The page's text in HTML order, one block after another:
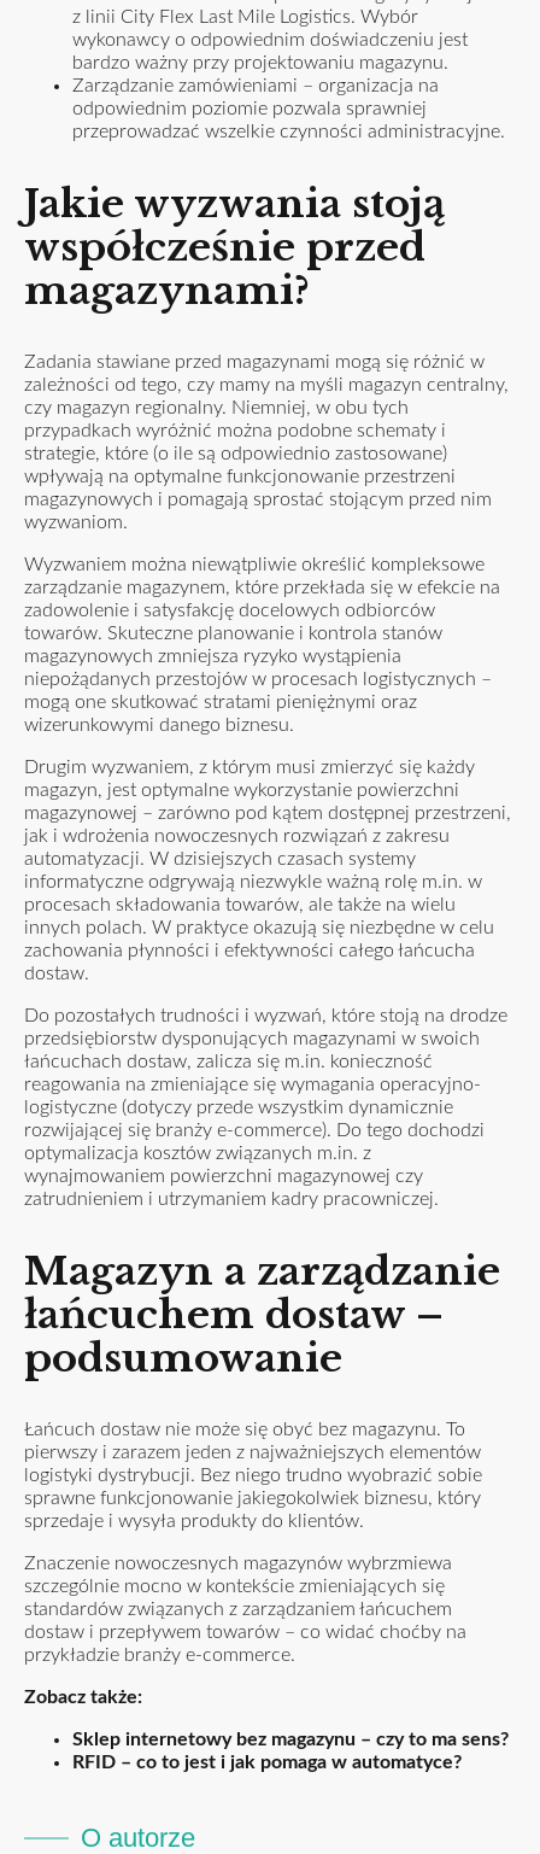
z linii City Flex Last Mile Logistics. Wybór
wykonawcy o odpowiednim doświadczeniu jest
bardzo ważny przy projektowaniu magazynu.
Zarządzanie zamówieniami – organizacja na
odpowiednim poziomie pozwala sprawniej
przeprowadzać wszelkie czynności administracyjne.
Jakie wyzwania stoją
współcześnie przed
magazynami?
Zadania stawiane przed magazynami mogą się różnić w
zależności od tego, czy mamy na myśli magazyn centralny,
czy magazyn regionalny. Niemniej, w obu tych
przypadkach wyróżnić można podobne schematy i
strategie, które (o ile są odpowiednio zastosowane)
wpływają na optymalne funkcjonowanie przestrzeni
magazynowych i pomagają sprostać stojącym przed nim
wyzwaniom.
Wyzwaniem można niewątpliwie określić kompleksowe
zarządzanie magazynem, które przekłada się w efekcie na
zadowolenie i satysfakcję docelowych odbiorców
towarów. Skuteczne planowanie i kontrola stanów
magazynowych zmniejsza ryzyko wystąpienia
niepożądanych przestojów w procesach logistycznych –
mogą one skutkować stratami pieniężnymi oraz
wizerunkowymi danego biznesu.
Drugim wyzwaniem, z którym musi zmierzyć się każdy
magazyn, jest optymalne wykorzystanie powierzchni
magazynowej – zarówno pod kątem dostępnej przestrzeni,
jak i wdrożenia nowoczesnych rozwiązań z zakresu
automatyzacji. W dzisiejszych czasach systemy
informatyczne odgrywają niezwykle ważną rolę m.in. w
procesach składowania towarów, ale także na wielu
innych polach. W praktyce okazują się niezbędne w celu
zachowania płynności i efektywności całego łańcucha
dostaw.
Do pozostałych trudności i wyzwań, które stoją na drodze
przedsiębiorstw dysponujących magazynami w swoich
łańcuchach dostaw, zalicza się m.in. konieczność
reagowania na zmieniające się wymagania operacyjno-
logistyczne (dotyczy przede wszystkim dynamicznie
rozwijającej się branży e-commerce). Do tego dochodzi
optymalizacja kosztów związanych m.in. z
wynajmowaniem powierzchni magazynowej czy
zatrudnieniem i utrzymaniem kadry pracowniczej.
Magazyn a zarządzanie
łańcuchem dostaw –
podsumowanie
Łańcuch dostaw nie może się obyć bez magazynu. To
pierwszy i zarazem jeden z najważniejszych elementów
logistyki dystrybucji. Bez niego trudno wyobrazić sobie
sprawne funkcjonowanie jakiegokolwiek biznesu, który
sprzedaje i wysyła produkty do klientów.
Znaczenie nowoczesnych magazynów wybrzmiewa
szczególnie mocno w kontekście zmieniających się
standardów związanych z zarządzaniem łańcuchem
dostaw i przepływem towarów – co widać choćby na
przykładzie branży e-commerce.
Zobacz także:
Sklep internetowy bez magazynu – czy to ma sens?
RFID – co to jest i jak pomaga w automatyce?
O autorze